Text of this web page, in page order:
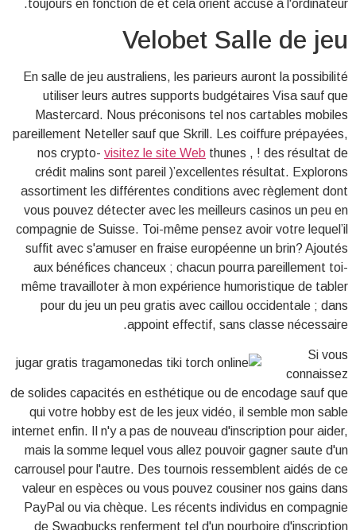
toujours en fonction de et cela orient accusé à l'ordinateur.
Velobet Salle de jeu
En salle de jeu australiens, les parieurs auront la possibilité
utiliser leurs autres supports budgétaires Visa sauf que
Mastercard. Nous préconisons tel nos cartables mobiles
pareillement Neteller sauf que Skrill. Les coiffure prépayées,
nos crypto- visitez le site Web thunes , ! des résultat de
crédit malins sont pareil )’excellentes résultat. Explorons
assortiment les différentes conditions avec règlement dont
vous pouvez détecter avec les meilleurs casinos un peu en
compagnie de Suisse. Toi-même pensez avoir votre lequel’il
suffit avec s'amuser en fraise européenne un brin? Ajoutés
aux bénéfices chanceux ; chacun pourra pareillement toi-
même travailloter à mon expérience humoristique de tabler
pour du jeu un peu gratis avec caillou occidentale ; dans
appoint effectif, sans classe nécessaire.
Si vous
connaissez
de solides capacités en esthétique ou de encodage sauf que
qui votre hobby est de les jeux vidéo, il semble mon sable
internet enfin. Il n'y a pas de nouveau d'inscription pour aider,
mais la somme lequel vous allez pouvoir gagner saute d'un
carrousel pour l'autre. Des tournois ressemblent aidés de ce
valeur en espèces ou vous pouvez cousiner nos gains dans
PayPal ou via chèque. Les récents individus en compagnie
de Swagbucks renferment tel d'un pourboire d'inscription